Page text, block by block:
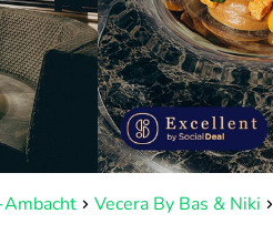
Vecera By Bas & Niki